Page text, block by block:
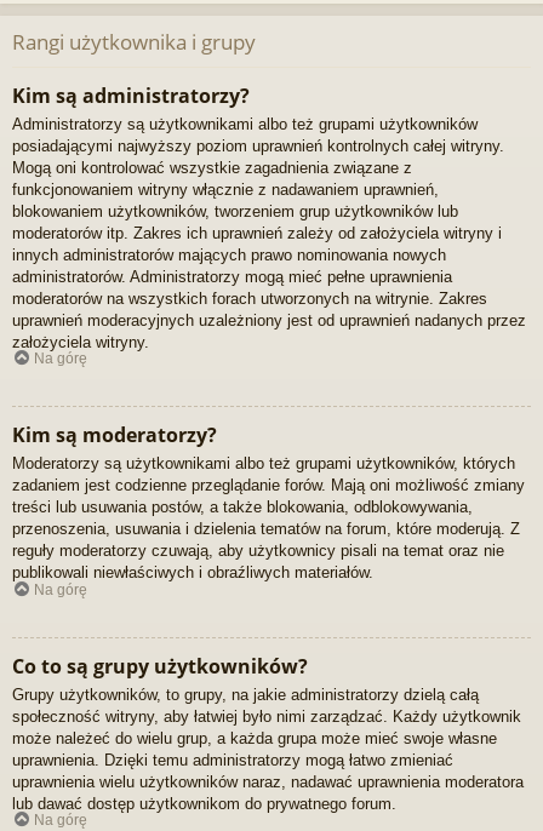
Rangi użytkownika i grupy
Kim są administratorzy?
Administratorzy są użytkownikami albo też grupami użytkowników
posiadającymi najwyższy poziom uprawnień kontrolnych całej witryny.
Mogą oni kontrolować wszystkie zagadnienia związane z
funkcjonowaniem witryny włącznie z nadawaniem uprawnień,
blokowaniem użytkowników, tworzeniem grup użytkowników lub
moderatorów itp. Zakres ich uprawnień zależy od założyciela witryny i
innych administratorów mających prawo nominowania nowych
administratorów. Administratorzy mogą mieć pełne uprawnienia
moderatorów na wszystkich forach utworzonych na witrynie. Zakres
uprawnień moderacyjnych uzależniony jest od uprawnień nadanych przez
założyciela witryny.
Na górę
Kim są moderatorzy?
Moderatorzy są użytkownikami albo też grupami użytkowników, których
zadaniem jest codzienne przeglądanie forów. Mają oni możliwość zmiany
treści lub usuwania postów, a także blokowania, odblokowywania,
przenoszenia, usuwania i dzielenia tematów na forum, które moderują. Z
reguły moderatorzy czuwają, aby użytkownicy pisali na temat oraz nie
publikowali niewłaściwych i obraźliwych materiałów.
Na górę
Co to są grupy użytkowników?
Grupy użytkowników, to grupy, na jakie administratorzy dzielą całą
społeczność witryny, aby łatwiej było nimi zarządzać. Każdy użytkownik
może należeć do wielu grup, a każda grupa może mieć swoje własne
uprawnienia. Dzięki temu administratorzy mogą łatwo zmieniać
uprawnienia wielu użytkowników naraz, nadawać uprawnienia moderatora
lub dawać dostęp użytkownikom do prywatnego forum.
Na górę